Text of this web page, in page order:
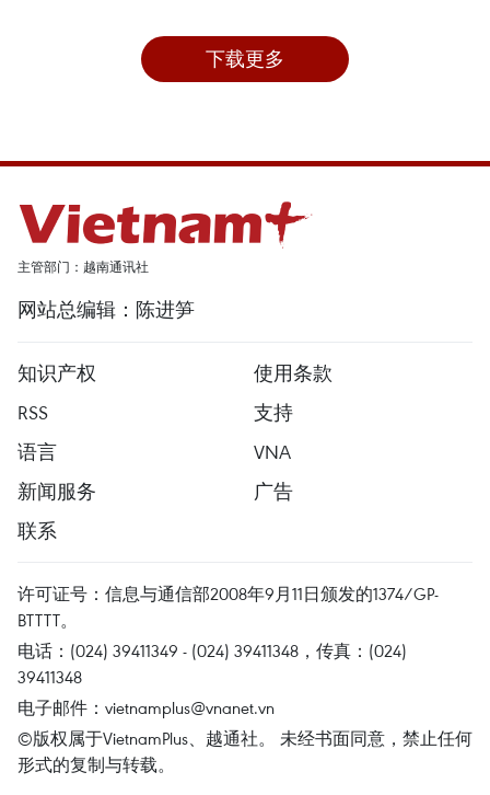
下载更多
主管部门：越南通讯社
网站总编辑：陈进笋
知识产权
使用条款
RSS
支持
语言
VNA
新闻服务
广告
联系
许可证号：信息与通信部2008年9月11日颁发的1374/GP-
BTTTT。
电话：(024) 39411349 - (024) 39411348，传真：(024)
39411348
电子邮件： vietnamplus@vnanet.vn
©版权属于VietnamPlus、越通社。 未经书面同意，禁止任何
形式的复制与转载。